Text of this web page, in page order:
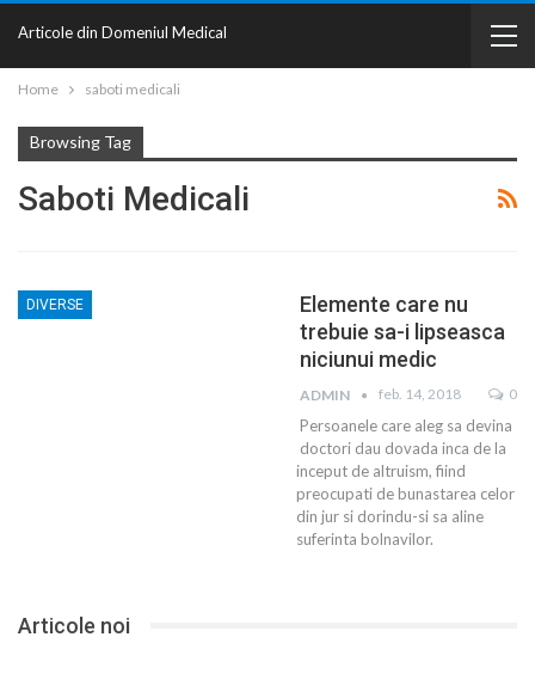
Articole din Domeniul Medical
Home saboti medicali
Browsing Tag
Saboti Medicali
DIVERSE
Elemente care nu
trebuie sa-i lipseasca
niciunui medic
ADMIN feb. 14, 2018 0
Persoanele care aleg sa devina
doctori dau dovada inca de la
inceput de altruism, fiind
preocupati de bunastarea celor
din jur si dorindu-si sa aline
suferinta bolnavilor.
Articole noi